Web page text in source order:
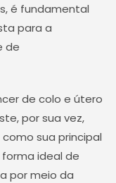
é fundamental
para a
de
de colo e útero
por sua vez,
sua principal
ideal de
por meio da